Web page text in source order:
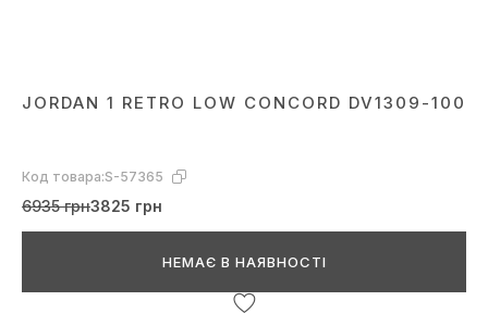
JORDAN 1 RETRO LOW CONCORD DV1309-100
Код товара:S-57365
6935 грн3825 грн
НЕМАЄ В НАЯВНОСТІ